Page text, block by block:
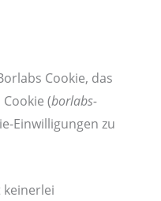
Cookie, das
(borlabs-
Einwilligungen zu
keinerlei